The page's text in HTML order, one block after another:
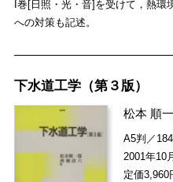
I巻[日照・光・音]を受けて，熱環
への対策も記述。
下水道工学（第３版）
松本 順
A5判／
2001年10
定価3,960